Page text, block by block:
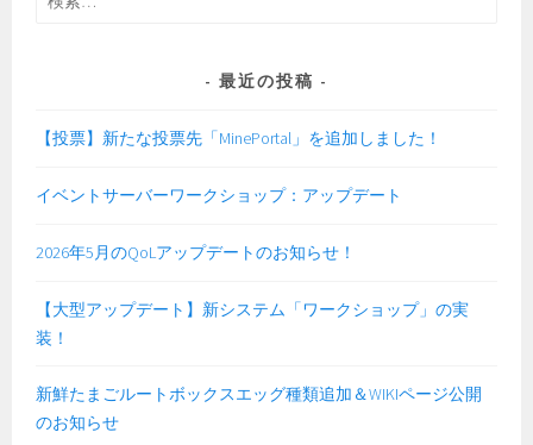
最近の投稿
【投票】新たな投票先「MinePortal」を追加しました！
イベントサーバーワークショップ：アップデート
2026年5月のQoLアップデートのお知らせ！
【大型アップデート】新システム「ワークショップ」の実
装！
新鮮たまごルートボックスエッグ種類追加＆WIKIページ公開
のお知らせ